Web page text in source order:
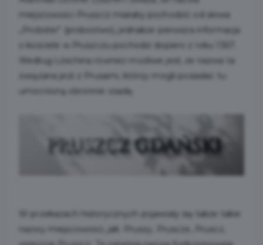
miejscowości Pruszcz miałaby pochodzić od słowa
„Probstei” (probostwo), jednakże pierwsza informacja
o kościele w Pruszczu pochodzi dopiero z roku 1367.
Według Löschina również możliwe jest, że nazwa ta
związana jest z Prusami, którzy mogli posiadać tu
umocnioną obronnie osadę.
W przekazach historycznych pojawiały się także takie
nazwy miejscowości, jak: Pruszy, Pruscze, Pruscz,